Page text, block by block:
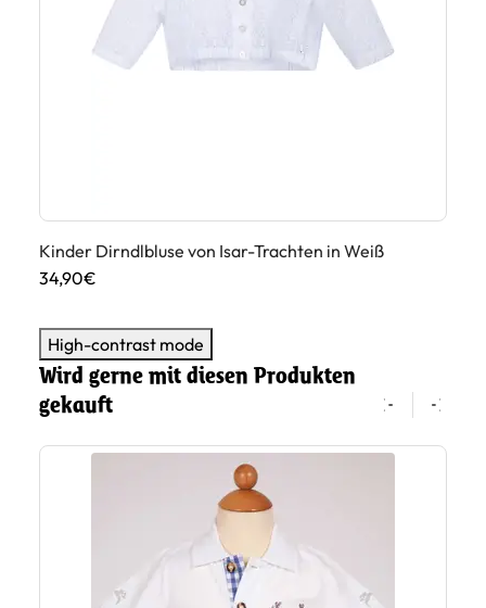
Kinder Dirndlbluse von Isar-Trachten in Weiß
34,90€
High-contrast mode
Wird gerne mit diesen Produkten
gekauft